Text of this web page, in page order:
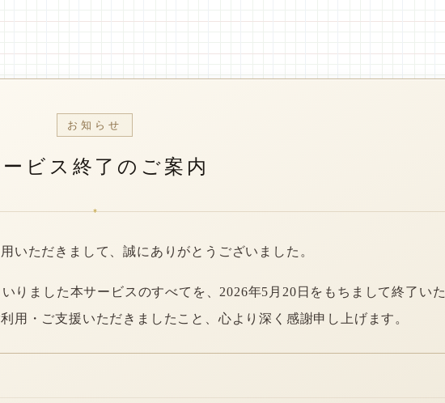
お知らせ
ビス終了のご案内
*
いただきまして、誠にありがとうございました。
りました本サービスのすべてを、2026年5月20日をもちまして終了いた
用・ご支援いただきましたこと、心より深く感謝申し上げます。